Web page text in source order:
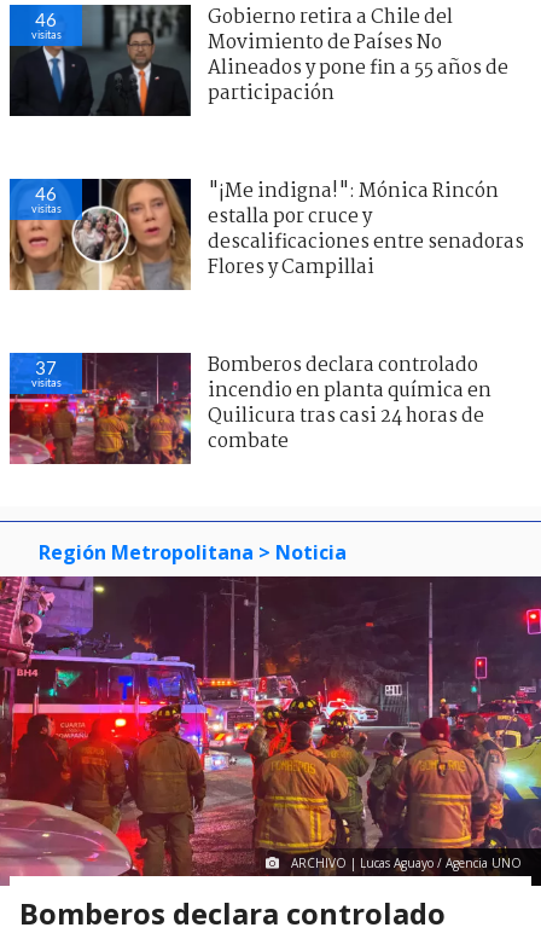
46
visitas
Gobierno retira a Chile del
Movimiento de Países No
Alineados y pone fin a 55 años de
participación
46
visitas
"¡Me indigna!": Mónica Rincón
estalla por cruce y
descalificaciones entre senadoras
Flores y Campillai
37
visitas
Bomberos declara controlado
incendio en planta química en
Quilicura tras casi 24 horas de
combate
Región Metropolitana > Noticia
ARCHIVO | Lucas Aguayo / Agencia UNO
Bomberos declara controlado